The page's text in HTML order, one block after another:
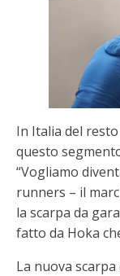
In Italia del
questo
“Vogliamo
runners – il
la scarpa da
fatto da Hoka
La nuova